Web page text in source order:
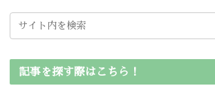
記事を探す際はこちら！